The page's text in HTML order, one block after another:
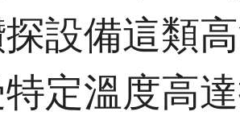
設備這類
定溫度高